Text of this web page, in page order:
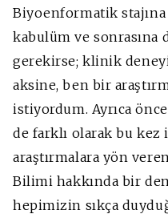
Biyoenformatik
kabulüm ve sonrasına
gerekirse; klinik
aksine, ben bir
istiyordum. Ayrıca
de farklı olarak bu
araştırmalara yön
Bilimi hakkında bir
hepimizin sıkça